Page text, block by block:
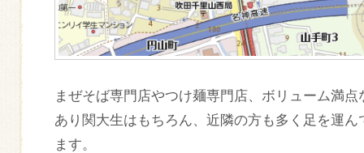
まぜそば専門店やつけ麺専門店、ボリューム満
あり関大生はもちろん、近隣の方も多く足を運
ます。